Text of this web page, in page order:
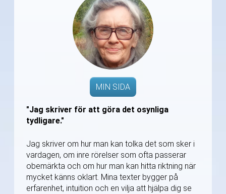
MIN SIDA
"Jag skriver för att göra det osynliga
tydligare."
Jag skriver om hur man kan tolka det som sker i
vardagen, om inre rörelser som ofta passerar
obemärkta och om hur man kan hitta riktning när
mycket känns oklart. Mina texter bygger på
erfarenhet, intuition och en vilja att hjälpa dig se